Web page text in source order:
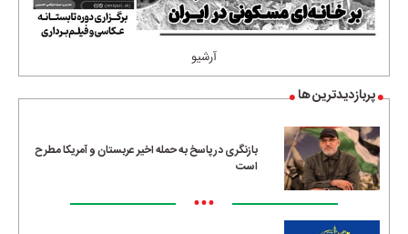
آرشیو
پربازدیدترین ها
بازنگری در پاسخ به حمله اخیر عربستان و آمریکا مطرح
است
•••